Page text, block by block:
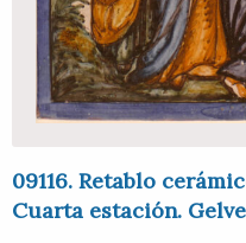
09116. Retablo
Cuarta estación.